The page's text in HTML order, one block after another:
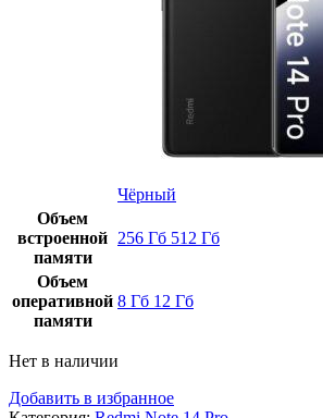
Чёрный
Объем
встроенной
памяти
256 Гб 512 Гб
Объем
оперативной
памяти
8 Гб 12 Гб
Нет в наличии
Добавить в избранное